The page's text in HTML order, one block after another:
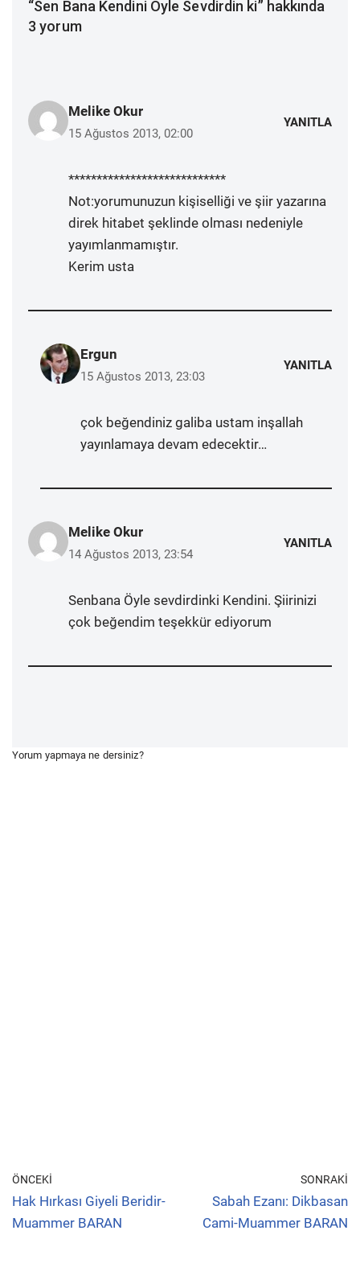
“Sen Bana Kendini Öyle Sevdirdin ki” hakkında
3 yorum
Melike Okur
15 Ağustos 2013, 02:00
YANITLA
****************************
Not:yorumunuzun kişiselliği ve şiir yazarına
direk hitabet şeklinde olması nedeniyle
yayımlanmamıştır.
Kerim usta
Ergun
15 Ağustos 2013, 23:03
YANITLA
çok beğendiniz galiba ustam inşallah
yayınlamaya devam edecektir…
Melike Okur
14 Ağustos 2013, 23:54
YANITLA
Senbana Öyle sevdirdinki Kendini. Şiirinizi
çok beğendim teşekkür ediyorum
Yorum yapmaya ne dersiniz?
ÖNCEKI
Hak Hırkası Giyeli Beridir-
Muammer BARAN
SONRAKI
Sabah Ezanı: Dikbasan
Cami-Muammer BARAN